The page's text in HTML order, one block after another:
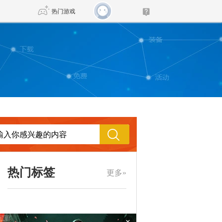
热门游戏
DNF 传奇4
诛仙世界 新仙侠5
更多»
热门标签